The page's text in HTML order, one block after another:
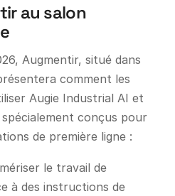
au salon
Augmentir, situé dans
comment les
Augie Industrial AI et
conçus pour
de première ligne :
le travail de
à des instructions de